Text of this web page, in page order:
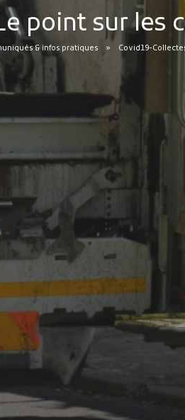
point sur les
& infos pratiques Covid19-